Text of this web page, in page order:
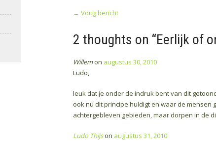
navigation
← Vorig bericht
2 thoughts on “Eerlijk of
Willemon augustus 30, 2010
Ludo,
leuk dat je onder de indruk bent van dit
ook nu dit principe huldigt en waar de mensen
achtergebleven gebieden, maar dorpen in de
Ludo Thijson augustus 31, 2010